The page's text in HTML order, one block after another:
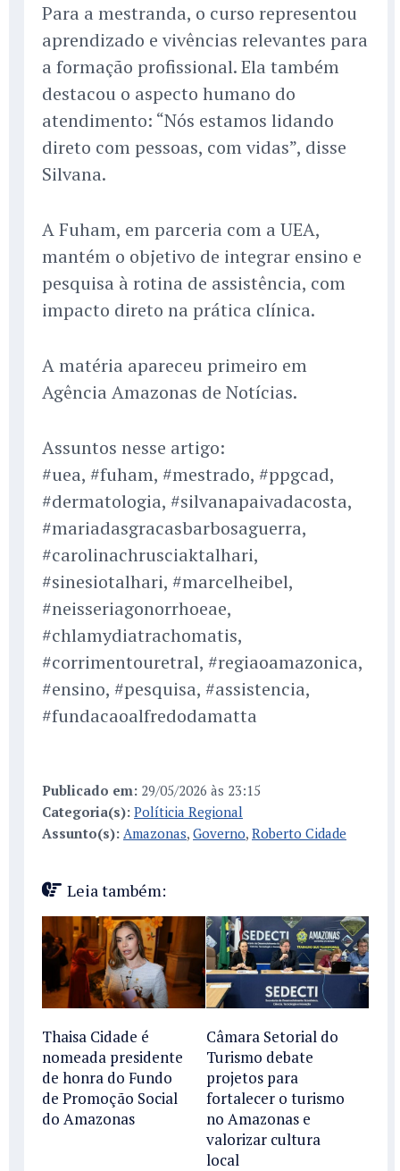
Para a mestranda, o curso representou
aprendizado e vivências relevantes para
a formação profissional. Ela também
destacou o aspecto humano do
atendimento: “Nós estamos lidando
direto com pessoas, com vidas”, disse
Silvana.
A Fuham, em parceria com a UEA,
mantém o objetivo de integrar ensino e
pesquisa à rotina de assistência, com
impacto direto na prática clínica.
A matéria apareceu primeiro em
Agência Amazonas de Notícias.
Assuntos nesse artigo:
#uea, #fuham, #mestrado, #ppgcad,
#dermatologia, #silvanapaivadacosta,
#mariadasgracasbarbosaguerra,
#carolinachrusciaktalhari,
#sinesiotalhari, #marcelheibel,
#neisseriagonorrhoeae,
#chlamydiatrachomatis,
#corrimentouretral, #regiaoamazonica,
#ensino, #pesquisa, #assistencia,
#fundacaoalfredodamatta
Publicado em: 29/05/2026 às 23:15
Categoria(s): Políticia Regional
Assunto(s): Amazonas, Governo, Roberto Cidade
Leia também:
Thaisa Cidade é
nomeada presidente
de honra do Fundo
de Promoção Social
do Amazonas
Câmara Setorial do
Turismo debate
projetos para
fortalecer o turismo
no Amazonas e
valorizar cultura
local